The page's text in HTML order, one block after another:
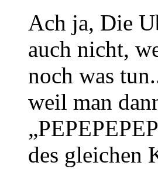
Ach ja, Die
auch nicht,
noch was
weil man
des gleichen